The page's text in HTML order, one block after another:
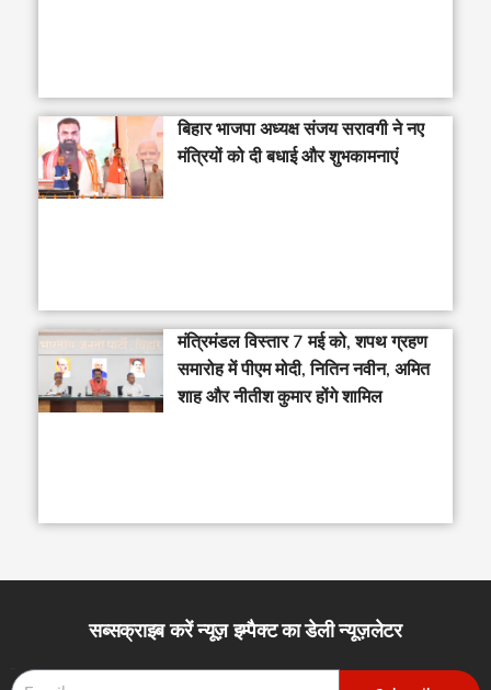
बिहार भाजपा अध्यक्ष संजय सरावगी ने नए
मंत्रियों को दी बधाई और शुभकामनाएं
मंत्रिमंडल विस्तार 7 मई को, शपथ ग्रहण
समारोह में पीएम मोदी, नितिन नवीन, अमित
शाह और नीतीश कुमार होंगे शामिल
सब्सक्राइब करें न्यूज़ इम्पैक्ट का डेली न्यूज़लेटर